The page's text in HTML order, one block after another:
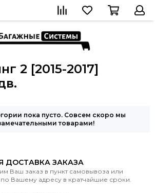
2 [2015-2017]
пока пусто. Совсем скоро мы
товарами!
ДОСТАВКА ЗАКАЗА
Ваш заказ в пункт самовывоза или
Вашему адресу в кратчайшие сроки.